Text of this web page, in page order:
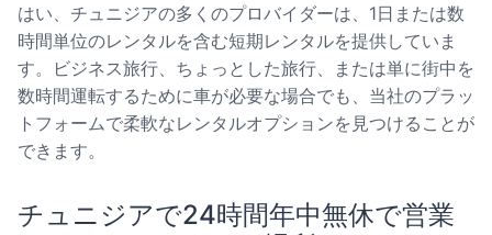
はい、チュニジアの多くのプロバイダーは、1日または数
時間単位のレンタルを含む短期レンタルを提供していま
す。ビジネス旅行、ちょっとした旅行、または単に街中を
数時間運転するために車が必要な場合でも、当社のプラッ
トフォームで柔軟なレンタルオプションを見つけることが
できます。
チュニジアで24時間年中無休で営業